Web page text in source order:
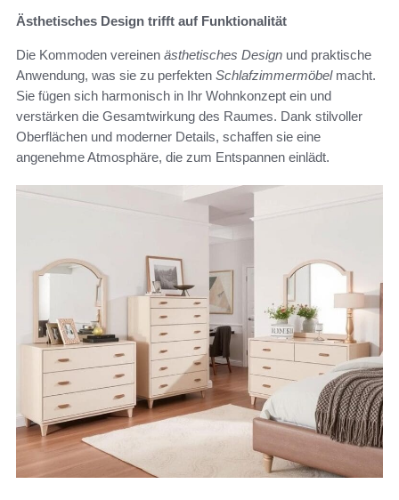
Ästhetisches Design trifft auf Funktionalität
Die Kommoden vereinen ästhetisches Design und praktische
Anwendung, was sie zu perfekten Schlafzimmermöbelmacht.
Sie fügen sich harmonisch in Ihr Wohnkonzept ein und
verstärken die Gesamtwirkung des Raumes. Dank stilvoller
Oberflächen und moderner Details, schaffen sie eine
angenehme Atmosphäre, die zum Entspannen einlädt.